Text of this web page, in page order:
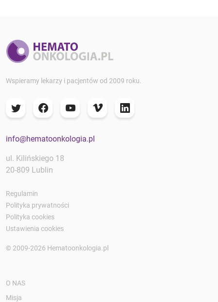
Wspieramy lekarzy i pacjentów od 2009 roku.
info@hematoonkologia.pl
ul. Kilińskiego 18
20-809 Lublin
Regulamin
Polityka prywatności
Polityka cookies
Ustawienia cookies
© 2009-2026 Hematoonkologia.pl
O NAS
Misja